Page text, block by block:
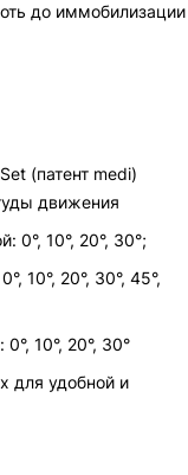
до иммобилизации
(патент medi)
движения
0°, 10°, 20°, 30°;
10°, 20°, 30°, 45°,
10°, 20°, 30°
для удобной и